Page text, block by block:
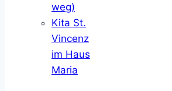
weg)
Kita St.
Vincenz
im Haus
Maria